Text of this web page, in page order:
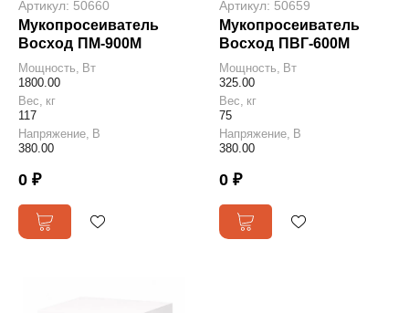
Артикул: 50660
Мукопросеиватель
Восход ПМ-900М
Мощность, Вт
1800.00
Вес, кг
117
Напряжение, В
380.00
0 ₽
Артикул: 50659
Мукопросеиватель
Восход ПВГ-600М
Мощность, Вт
325.00
Вес, кг
75
Напряжение, В
380.00
0 ₽